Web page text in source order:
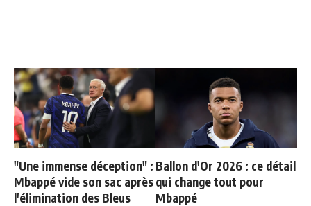
"Une immense déception" :
Mbappé vide son sac après
l'élimination des Bleus
Ballon d'Or 2026 : ce détail
qui change tout pour
Mbappé